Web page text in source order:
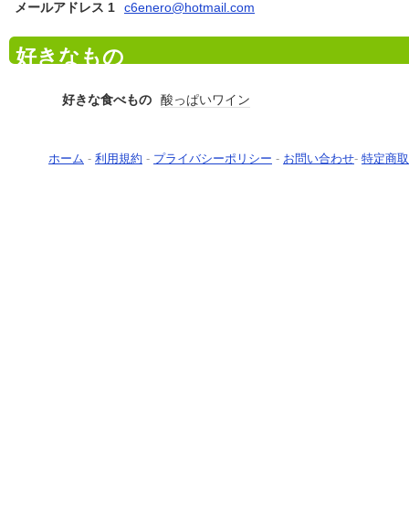
メールアドレス 1 c6enero@hotmail.com
好きなもの
好きな食べもの 酸っぱいワイン
ホーム - 利用規約 - プライバシーポリシー - お問い合わせ- 特定商